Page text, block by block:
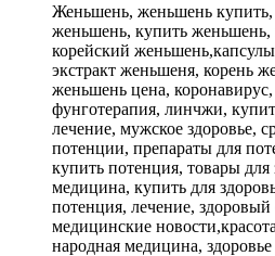
Женьшень, женьшень купить,
женьшень, купить женьшень,
корейский
экстракт женьшеня, корень
женьшень цена, коронавирус,
фунготерапия, линчжи,
лечение, мужское здоровье,
потенции, препараты для
купить потенция, товары для
медицина, купить для
потенция, лечение,
медицинские
народная медицина, здоровье